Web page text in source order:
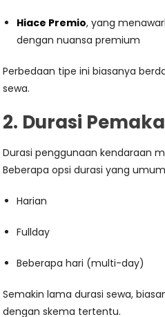
Hiace Premio, yang
dengan nuansa premium
Perbedaan tipe ini biasanya
sewa.
2. Durasi
Durasi penggunaan kendaraan
Beberapa opsi durasi yang
Harian
Fullday
Beberapa hari (multi-day)
Semakin lama durasi sewa,
dengan skema tertentu.